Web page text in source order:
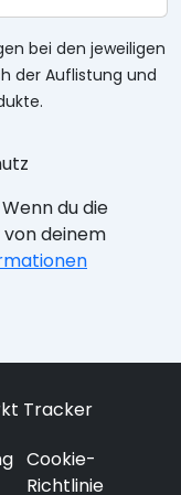
bei den jeweiligen
der Auflistung und
du die
deinem
Tracker
Cookie-
Richtlinie